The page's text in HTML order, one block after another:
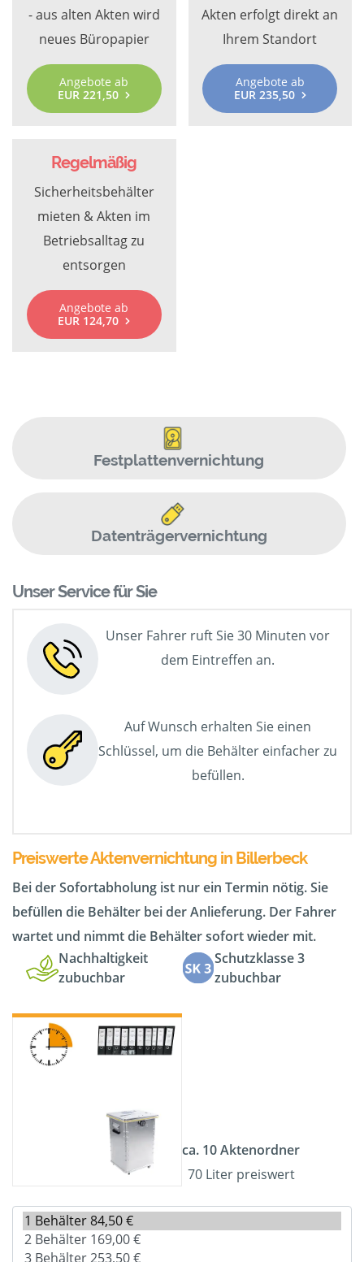
- aus alten Akten wird
neues Büropapier
Angebote ab
EUR 221,50
Akten erfolgt direkt an
Ihrem Standort
Angebote ab
EUR 235,50
Regelmäßig
Sicherheitsbehälter
mieten & Akten im
Betriebsalltag zu
entsorgen
Angebote ab
EUR 124,70
Festplattenvernichtung
Datenträgervernichtung
Unser Service für Sie
Unser Fahrer ruft Sie 30 Minuten vor
dem Eintreffen an.
Auf Wunsch erhalten Sie einen
Schlüssel, um die Behälter einfacher zu
befüllen.
Preiswerte Aktenvernichtung in Billerbeck
Bei der Sofortabholung ist nur ein Termin nötig. Sie
befüllen die Behälter bei der Anlieferung. Der Fahrer
wartet und nimmt die Behälter sofort wieder mit.
Nachhaltigkeit
zubuchbar
Schutzklasse 3
zubuchbar
ca. 10 Aktenordner
70 Liter preiswert